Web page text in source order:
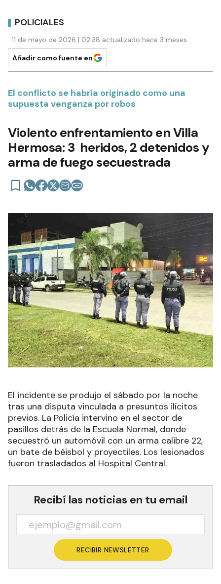
POLICIALES
11 de mayo de 2026 | 02:38 actualizado hace 3 meses
Añadir como fuente en
El conflicto se habría originado como una
supuesta venganza por robos
Violento enfrentamiento en Villa
Hermosa: 3 heridos, 2 detenidos y
arma de fuego secuestrada
El incidente se produjo el sábado por la noche
tras una disputa vinculada a presuntos ilícitos
previos. La Policía intervino en el sector de
pasillos detrás de la Escuela Normal, donde
secuestró un automóvil con un arma calibre 22,
un bate de béisbol y proyectiles. Los lesionados
fueron trasladados al Hospital Central.
Recibí las noticias en tu email
RECIBIR NEWSLETTER